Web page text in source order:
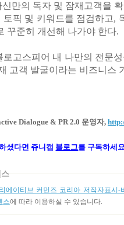
만의 독자 및 잠재고객을
픽 및 키워드를 점검하고,
꾸준히 개선해 나가야 한다.
고스피어 내 나만의 전문
고객 발굴이라는 비즈니스
Dialogue & PR 2.0 운영자,
셨다면 쥬니캡 블로그를 구독하세
에이티브 커먼즈 코리아 저작자표시-
스에 따라 이용하실 수 있습니다.